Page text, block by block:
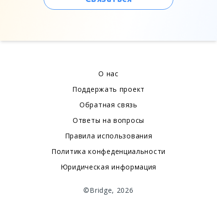
О нас
Поддержать проект
Обратная связь
Ответы на вопросы
Правила использования
Политика конфеденциальности
Юридическая информация
©Bridge, 2026